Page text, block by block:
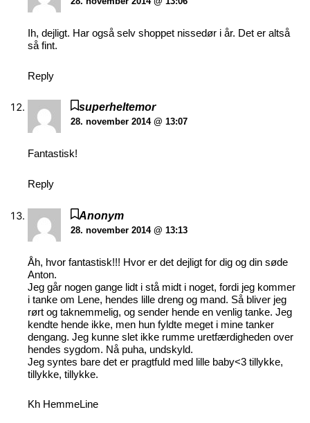
Ih, dejligt. Har også selv shoppet nissedør i år. Det er altså
så fint.
Reply
superheltemor
28. november 2014 @ 13:07
Fantastisk!
Reply
Anonym
28. november 2014 @ 13:13
Åh, hvor fantastisk!!! Hvor er det dejligt for dig og din søde
Anton.
Jeg går nogen gange lidt i stå midt i noget, fordi jeg kommer
i tanke om Lene, hendes lille dreng og mand. Så bliver jeg
rørt og taknemmelig, og sender hende en venlig tanke. Jeg
kendte hende ikke, men hun fyldte meget i mine tanker
dengang. Jeg kunne slet ikke rumme uretfærdigheden over
hendes sygdom. Nå puha, undskyld.
Jeg syntes bare det er pragtfuld med lille baby<3 tillykke,
tillykke, tillykke.
Kh HemmeLine